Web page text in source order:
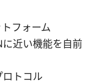
フォーム
近い機能を自前
トコル